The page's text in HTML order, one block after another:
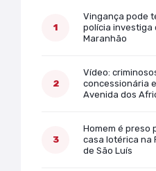
Vingança pode
polícia investiga
Maranhão
Vídeo:
concessionária
Avenida dos
Homem é preso
casa lotérica na
de São Luís